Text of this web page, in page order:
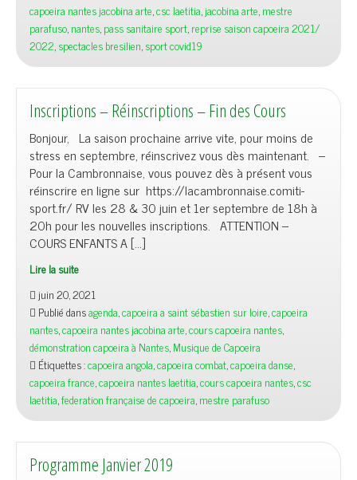
capoeira nantes jacobina arte,csc laetitia,jacobina arte,mestre
parafuso,nantes,pass sanitaire sport,reprise saison capoeira 2021/
2022,spectacles bresilien,sport covid19
Inscriptions – Réinscriptions – Fin des Cours
Bonjour, La saison prochaine arrive vite, pour moins de
stress en septembre, réinscrivez vous dès maintenant. –
Pour la Cambronnaise, vous pouvez dès à présent vous
réinscrire en ligne sur https://lacambronnaise.comiti-
sport.fr/ RV les 28 & 30 juin et 1er septembre de 18h à
20h pour les nouvelles inscriptions. ATTENTION –
COURS ENFANTS A […]
Lire la suite
juin 20, 2021
Publié dansagenda,capoeira a saint sébastien sur loire,capoeira
nantes,capoeira nantes jacobina arte,cours capoeira nantes,
démonstration capoeira à Nantes,Musique de Capoeira
Étiquettes :capoeira angola,capoeira combat,capoeira danse,
capoeira france,capoeira nantes laetitia,cours capoeira nantes,csc
laetitia,federation française de capoeira,mestre parafuso
Programme Janvier 2019